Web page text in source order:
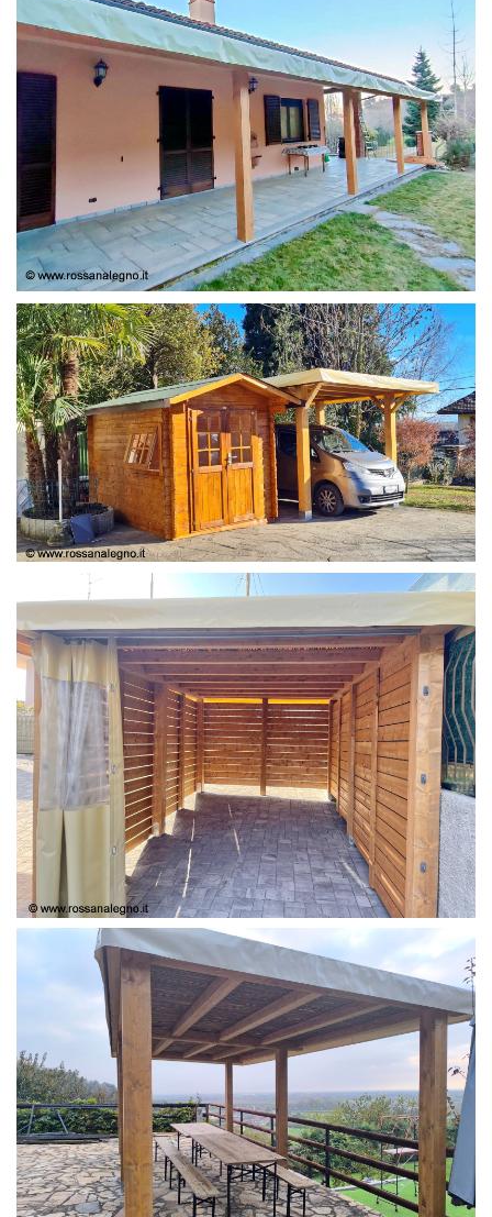
COPERTURA
CASETTA E COPERTURA AUTO